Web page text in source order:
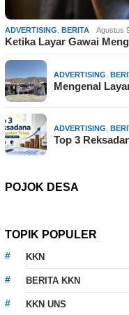
ADVERTISING, BERITA Agustus
Ketika Layar Gawai
ADVERTISING,
Mengenal
ADVERTISING,
Top 3
POJOK DESA
TOPIK POPULER
KKN
BERITA KKN
KKN UNS